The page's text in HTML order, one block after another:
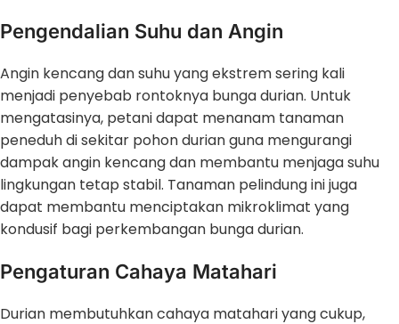
Pengendalian Suhu dan Angin
Angin kencang dan suhu yang ekstrem sering kali
menjadi penyebab rontoknya bunga durian. Untuk
mengatasinya, petani dapat menanam tanaman
peneduh di sekitar pohon durian guna mengurangi
dampak angin kencang dan membantu menjaga suhu
lingkungan tetap stabil. Tanaman pelindung ini juga
dapat membantu menciptakan mikroklimat yang
kondusif bagi perkembangan bunga durian.
Pengaturan Cahaya Matahari
Durian membutuhkan cahaya matahari yang cukup,